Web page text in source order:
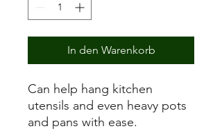
In den Warenkorb
Can help hang kitchen
utensils and even heavy pots
and pans with ease.